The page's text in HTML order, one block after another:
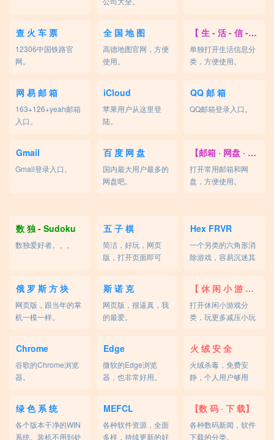
查 火 车 票
12306中国铁路官
网。
全 国 地 图
高德地图官网，方便
使用。
【 生 - 活 - 信 - 息】
单独打开生活信息分
类，方便使用。
网 易 邮 箱
163+126+yeah邮箱
入口。
iCloud
苹果用户从这里登
陆。
QQ 邮 箱
QQ邮箱登录入口。
Gmail
Gmail登录入口。
百 度 网 盘
国内最大用户最多的
网盘吧。
【邮箱 · 网盘 · 图床】
打开常用邮箱和网
盘，方便使用。
数 独 - Sudoku
数独爱好者。。。
五 子 棋
简洁，好玩，网页
版，打开页面即可
Hex FRVR
一个另类的六角形消
除游戏，容易沉迷其
俄 罗 斯 方 块
网页版，跟当年的掌
机一模一样。
斯 诺 克
网页版，很逼真，我
的最爱。
【 休 闲 小 游 戏 】
打开休闲小游戏分
类，玩更多减压小玩
Chrome
谷歌的Chrome浏览
器。
Edge
微软的Edge浏览
器，也非常好用。
火 绒 安 全
火绒杀毒，免费安
静，个人用户够用
绿 色 系 统
各个版本干净的WIN
系统。装机不用到处
MEFCL
各种软件资源，全面
多样，持续更新的好
【数 码 · 下 载】
各种数码新闻，软件
下载的分类。